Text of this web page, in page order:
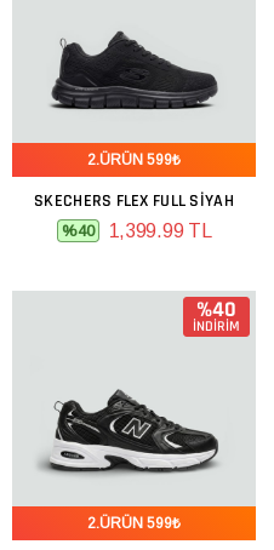
2.ÜRÜN 599₺
SKECHERS FLEX FULL SIYAH
%40 1,399.99 TL
%40
İNDİRİM
2.ÜRÜN 599₺